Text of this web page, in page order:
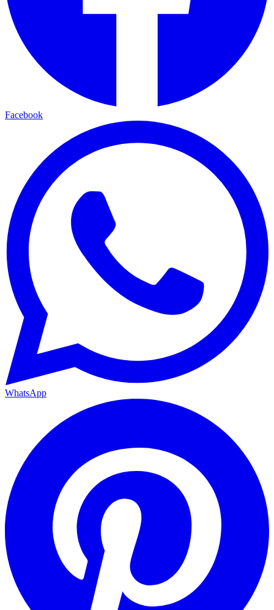
Facebook
WhatsApp